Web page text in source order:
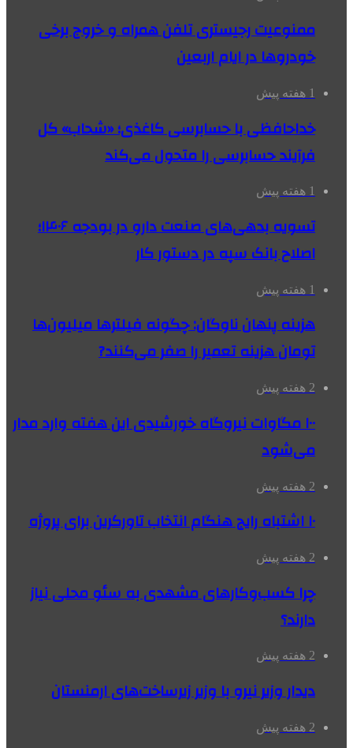
ممنوعیت رجیستری تلفن همراه و خروج برخی
خودروها در ایام اربعین
1 هفته پیش
خداحافظی با حسابرسی کاغذی؛ «شحاب» کل
فرآیند حسابرسی را متحول می‌کند
1 هفته پیش
تسویه بدهی‌های صنعت دارو در بودجه ۱۴۰۶؛
اصلاح بانک سپه در دستور کار
1 هفته پیش
هزینه پنهان ناوگان: چگونه فیلترها میلیون‌ها
تومان هزینه تعمیر را صفر می‌کنند?
2 هفته پیش
۱۰۰ مگاوات نیروگاه‌ خورشیدی این هفته وارد مدار
می‌شود
2 هفته پیش
۱۰ اشتباه رایج هنگام انتخاب تاورکرین برای پروژه
2 هفته پیش
چرا کسب‌وکارهای مشهدی به سئو محلی نیاز
دارند؟
2 هفته پیش
دیدار وزیر نیرو با وزیر زیرساخت‌های ارمنستان
2 هفته پیش